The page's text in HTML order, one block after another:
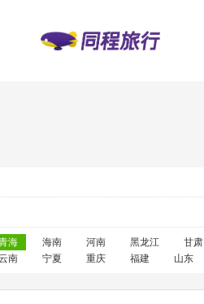
海 海南 河南 黑龙江 甘肃
南 宁夏 重庆 福建 山东